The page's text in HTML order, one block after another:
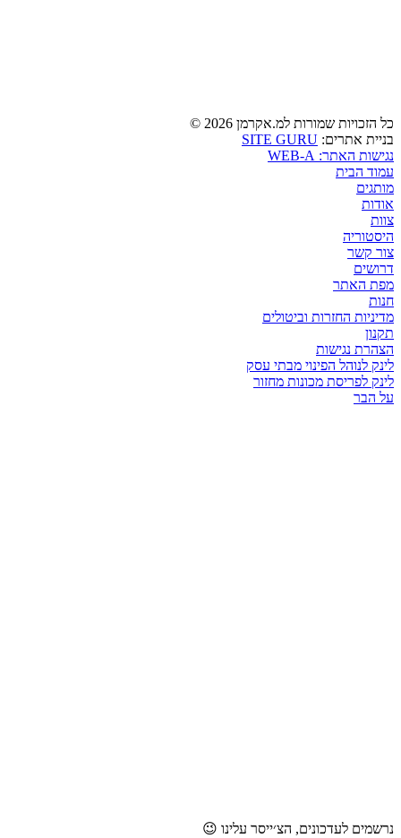
כל הזכויות שמורות למ.אקרמן 2026 ©
בניית אתרים: SITE GURU
נגישות האתר: WEB-A
עמוד הבית
מותגים
אודות
צוות
היסטוריה
צור קשר
דרושים
מפת האתר
חנות
מדיניות החזרות וביטולים
תקנון
הצהרת נגישות
לינק לנוהל הפינוי מבתי עסק
לינק לפריסת מכונות מחזור
על הבר
נרשמים לעדכונים, הצ׳ייסר עלינו 😉